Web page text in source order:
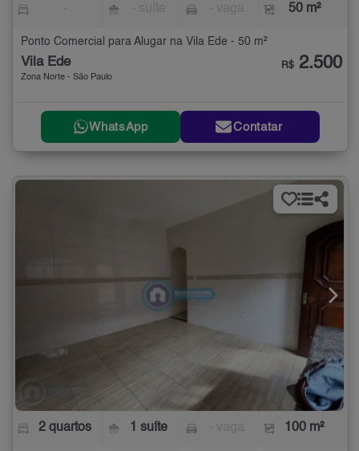
50 m²
Ponto Comercial para Alugar na Vila Ede - 50 m²
Vila Ede
Zona Norte - São Paulo
R$ 2.500
WhatsApp Contatar
2 quartos 1 suíte 100 m²